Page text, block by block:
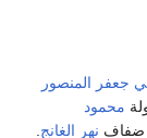
جعفر المنصور
محمود
ضفاف نهر الغانج.